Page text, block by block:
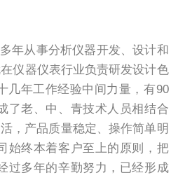
从事分析仪器开发、设计和
仪器仪表行业负责研发设计色
几年工作经验中间力量，有90
了老、中、青技术人员相结合
，产品质量稳定、操作简单明
始终本着客户至上的原则，把
过多年的辛勤努力，已经形成